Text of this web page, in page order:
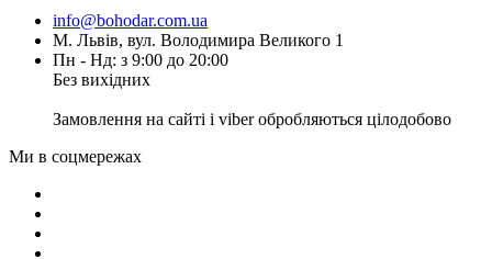
info@bohodar.com.ua
М. Львів, вул. Володимира Великого 1
Пн - Нд: з 9:00 до 20:00
Без вихідних
Замовлення на сайті і viber обробляються цілодобово
Ми в соцмережах